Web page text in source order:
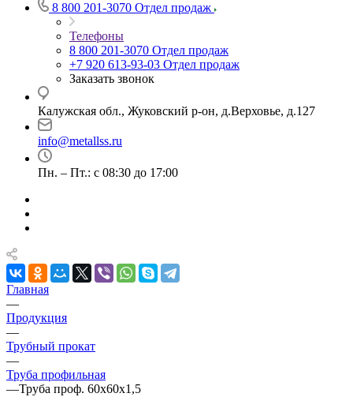
8 800 201-3070 Отдел продаж
Телефоны
8 800 201-3070 Отдел продаж
+7 920 613-93-03 Отдел продаж
Заказать звонок
Калужская обл., Жуковский р-он, д.Верховье, д.127
info@metallss.ru
Пн. – Пт.: с 08:30 до 17:00
Главная
—
Продукция
—
Трубный прокат
—
Труба профильная
—Труба проф. 60х60х1,5